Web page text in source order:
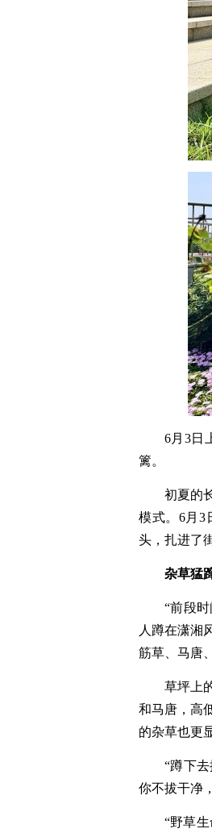
6月3日
篱。
初夏的
模式。6月3
头，扎进了
杂草猛
“前段
人蹲在潇湘
筋草、马唐
草坪上
和马唐，高
的杂草也更
“蹲下
你不拔干净
“野草